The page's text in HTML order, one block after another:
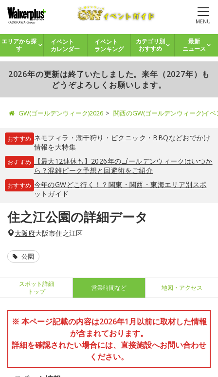
MENU
エリアから探
す
イベント
カレンダー
イベント
ランキング
カテゴリ別
おすすめ
最新
ニュース
2026年の更新は終了いたしました。来年（2027年）も
どうぞよろしくお願いします。
GW(ゴールデンウィーク)2026 関西のGW(ゴールデンウィーク)イ
おすすめ ネモフィラ ・ 潮干狩り ・ ピクニック ・ BBQなどおでかけ
情報を大特集
おすすめ
【最大12連休も】2026年のゴールデンウィークはいつか
ら？混雑ピーク予想と回避術をご紹介
おすすめ 今年のGWどこ行く！？関東・関西・東海エリア別スポ
ットガイド
住之江公園の詳細データ
大阪府大阪市住之江区
公園
スポット詳細
トップ
営業時間など 地図・アクセス
※ 本ページ記載の内容は2026年1月以前に取材した情報
が含まれております。
詳細を確認されたい場合には、直接施設へお問い合わせ
ください。